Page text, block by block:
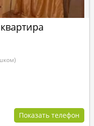
Показать телефон